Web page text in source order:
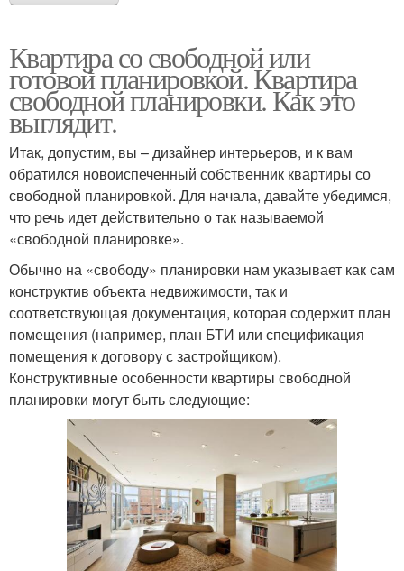
Квартира со свободной или
готовой планировкой. Квартира
свободной планировки. Как это
выглядит.
Итак, допустим, вы – дизайнер интерьеров, и к вам
обратился новоиспеченный собственник квартиры со
свободной планировкой. Для начала, давайте убедимся,
что речь идет действительно о так называемой
«свободной планировке».
Обычно на «свободу» планировки нам указывает как сам
конструктив объекта недвижимости, так и
соответствующая документация, которая содержит план
помещения (например, план БТИ или спецификация
помещения к договору с застройщиком).
Конструктивные особенности квартиры свободной
планировки могут быть следующие: